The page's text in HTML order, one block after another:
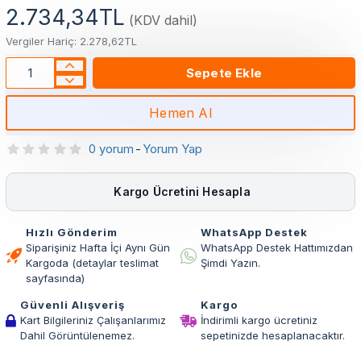
0 yorum - Yorum Yap
2.734,34TL (KDV dahil)
Vergiler Hariç: 2.278,62TL
Sepete Ekle
Hemen Al
Kargo Ücretini Hesapla
Hızlı Gönderim
Siparişiniz Hafta İçi Aynı Gün
Kargoda (detaylar teslimat
sayfasında)
WhatsApp Destek
WhatsApp Destek Hattımızdan
Şimdi Yazın.
Güvenli Alışveriş
Kart Bilgileriniz Çalışanlarımız
Dahil Görüntülenemez.
Kargo
İndirimli kargo ücretiniz
sepetinizde hesaplanacaktır.